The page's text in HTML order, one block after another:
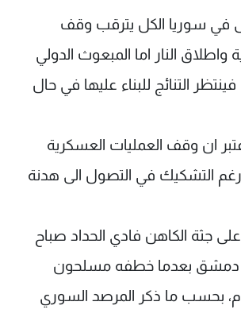
في سوريا الكل يترقب وقف
واطلاق النار اما المبعوث الدولي
التنائج للبناء عليها في حال
ان وقف العمليات العسكرية
رغم التشكيك في التصول الى هدنة
جثة الكاهن فادي الحداد صباح
بعدما خطفه مسلحون
بحسب ما ذكر المرصد السوري
تواصل معنا